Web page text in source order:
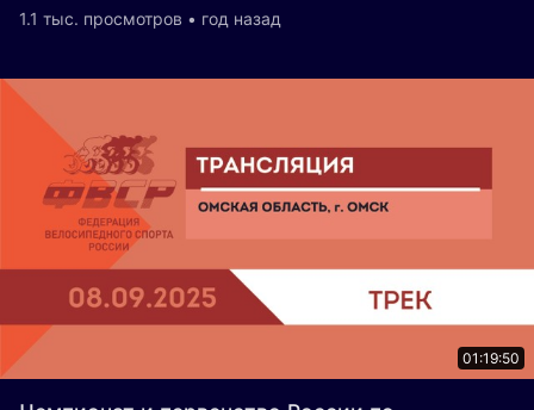
1.1 тыс. просмотров • год назад
01:19:50